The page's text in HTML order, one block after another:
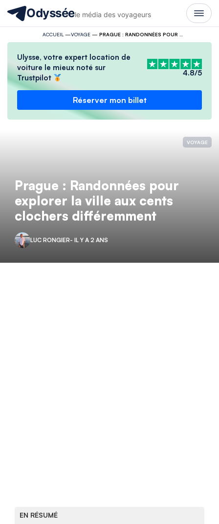
Odysséele média des voyageurs
ACCUEIL —VOYAGE—
Ulysse, votre expert location de
voiture le mieux noté sur
Trustpilot
4.8/5
Réserver mon billet
VOYAGE
Prague : Randonnées pour
explorer la ville aux cents
clochers différemment
LUC RONGIER- IL Y A 2 ANS
EN RÉSUMÉ